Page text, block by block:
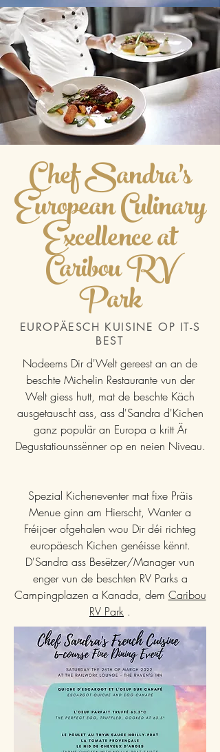
Chef Sandra’s
European Culinary
Excellence at
Caribou RV
Park
EUROPÄESCH KUISINE OP IT-S
BEST
Nodeems Dir d'Welt gereest an an de
beschte Michelin Restaurante vun der
Welt giess hutt, mat de beschte Käch
ausgetauscht ass, ass d'Sandra d'Kichen
ganz populär an Europa a kritt Är
Degustatiounssënner op en neien Niveau.
Spezial Kicheneventer mat fixe Präis
Menue ginn am Hierscht, Wanter a
Fréijoer ofgehalen wou Dir déi richteg
europäesch Kichen genéisse kënnt.
D'Sandra ass Besëtzer/Manager vun
enger vun de beschten RV Parks a
Campingplazen a Kanada, dem Caribou
RV Park .